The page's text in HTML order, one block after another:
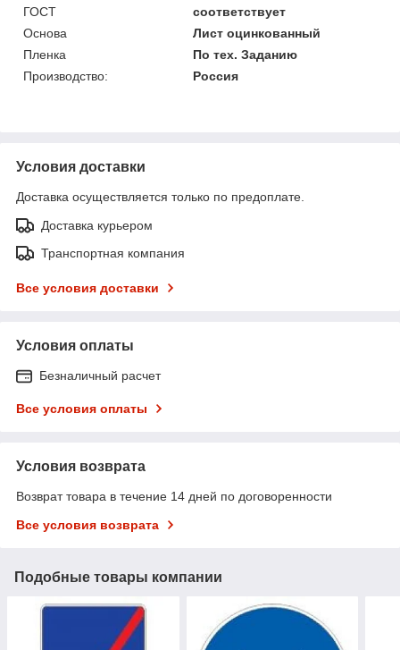
ГОСТ
соответствует
Основа
Лист оцинкованный
Пленка
По тех. Заданию
Производство:
Россия
Условия доставки
Доставка осуществляется только по предоплате.
Доставка курьером
Транспортная компания
Все условия доставки
Условия оплаты
Безналичный расчет
Все условия оплаты
Условия возврата
Возврат товара в течение 14 дней по договоренности
Все условия возврата
Подобные товары компании